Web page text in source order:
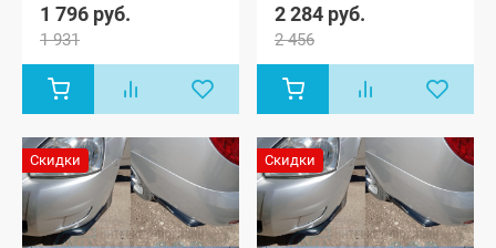
Лада Гранта
ФЛ Драйв
1 796 руб.
1 931
Лада Гранта
ФЛ Драйв
2 284 руб.
2 456
Скидки Скидки